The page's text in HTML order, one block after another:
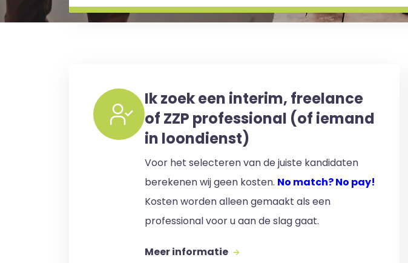
Ik zoek een interim, freelance
of ZZP professional (of iemand
in loondienst)
Voor het selecteren van de juiste kandidaten
berekenen wij geen kosten. No match? No pay!
Kosten worden alleen gemaakt als een
professional voor u aan de slag gaat.
Meer informatie